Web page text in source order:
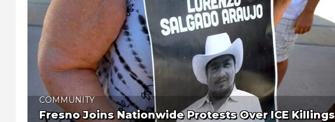
COMMUNITY
Fresno Joins Nationwide Protests Over ICE Killings